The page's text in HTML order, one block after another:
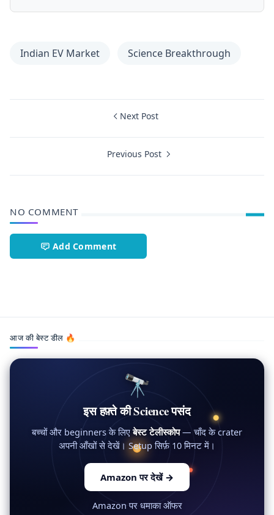
Indian EV Market Science Breakthrough
Next Post
Previous Post
NO COMMENT
Add Comment
आज की बेस्ट डील 🔥
🔭
इस हफ़्ते की Science पसंद
बच्चों और beginners के लिएबेस्ट टेलीस्कोप— चाँद के crater
अपनी आँखों से देखें। Setup सिर्फ़ 10 मिनट में।
Amazon पर देखें →
Amazon पर धमाका ऑफर